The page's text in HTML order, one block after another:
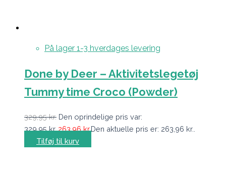
På lager 1-3 hverdages levering
Done by Deer – Aktivitetslegetøj
Tummy time Croco (Powder)
329,95kr. Den oprindelige pris var:
329,95 kr..263,96kr.Den aktuelle pris er: 263,96 kr..
Tilføj til kurv